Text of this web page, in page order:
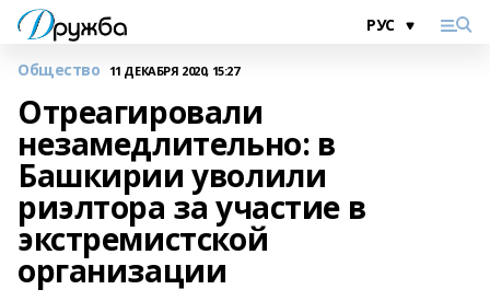
Общество 11 ДЕКАБРЯ 2020, 15:27
Отреагировали
незамедлительно: в
Башкирии уволили
риэлтора за участие в
экстремистской
организации